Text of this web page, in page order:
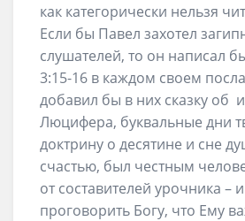
как категорически нельзя
Если бы Павел захотел
слушателей, то он написал
3:15-16 в каждом своем
добавил бы в них сказку об
Люцифера, буквальные дни
доктрину о десятине и сне
счастью, был честным
от составителей урочника –
проговорить Богу, что Ему